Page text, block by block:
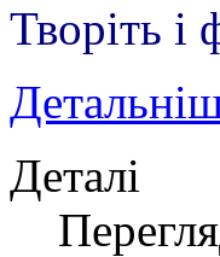
Творіть
Деталі